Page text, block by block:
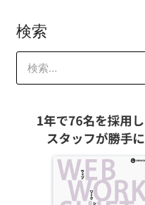
検索
索: